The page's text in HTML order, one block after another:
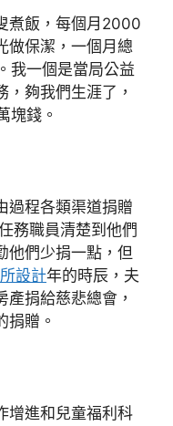
煮飯，每個月2000
做保潔，一個月總
我一個是當局公益
夠我們生涯了，
塊錢。
過程各類渠道捐贈
務職員清楚到他們
他們少捐一點，但
設計年的時辰，夫
捐給慈悲總會，
捐贈。
增進和兒童福利科